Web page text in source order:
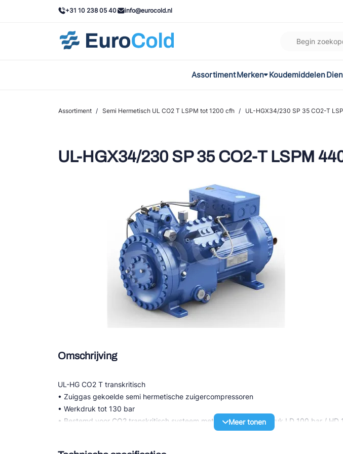
+31 10 238 05 40 info@eurocold.nl
AssortimentMerken
Castel
AWA
VACON
REFFLEX®
Johnson Controls
Doucette Industries
Ziehl-Abegg
ESK Schultze
TEKLAB
Koudemiddelen
Assortiment / Semi Hermetisch UL CO2 T LSPM tot 1200 cfh / UL-HGX34/230 SP 35 CO2-T
UL-HGX34/230 SP 35 CO2-T LSPM
Omschrijving
UL-HG CO2 T transkritisch
• Zuiggas gekoelde semi hermetische zuigercompressoren
• Werkdruk tot 130 bar
• Bestemd voor CO2 transkritisch systeem met een stilstaande druk LD 100 bar / HD
• Hoogst mogelijke efficiency voor compressor en systeem dankzij een specifiek CO2
Meer tonen